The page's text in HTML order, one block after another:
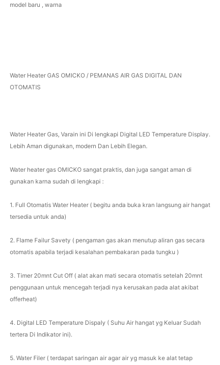
model baru , warna
Water Heater GAS OMICKO / PEMANAS AIR GAS DIGITAL DAN
OTOMATIS
Water Heater Gas, Varain ini Di lengkapi Digital LED Temperature Display.
Lebih Aman digunakan, modern Dan Lebih Elegan.
Water heater gas OMICKO sangat praktis, dan juga sangat aman di
gunakan karna sudah di lengkapi :
1. Full Otomatis Water Heater ( begitu anda buka kran langsung air hangat
tersedia untuk anda)
2. Flame Failur Savety ( pengaman gas akan menutup aliran gas secara
otomatis apabila terjadi kesalahan pembakaran pada tungku )
3. Timer 20mnt Cut Off ( alat akan mati secara otomatis setelah 20mnt
penggunaan untuk mencegah terjadi nya kerusakan pada alat akibat
offerheat)
4. Digital LED Temperature Dispaly ( Suhu Air hangat yg Keluar Sudah
tertera Di Indikator ini).
5. Water Filer ( terdapat saringan air agar air yg masuk ke alat tetap